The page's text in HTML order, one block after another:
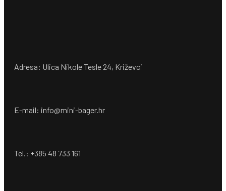
Adresa: Ulica Nikole Tesle 24, Križevci
E-mail: info@mini-bager.hr
Tel.: +385 48 733 161